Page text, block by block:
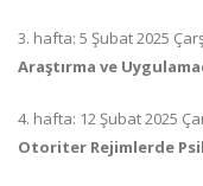
3. hafta: 5 Şubat 2025
Araştırma ve
4. hafta: 12 Şubat 2025
Otoriter Rejimlerde